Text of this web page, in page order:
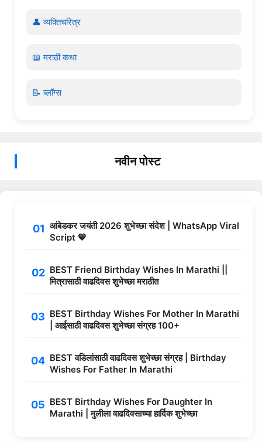
👤 व्यक्तिचरित्र
📖 मराठी कथा
📝 ब्लॉग्स
नवीन पोस्ट
आंबेडकर जयंती 2026 शुभेच्छा संदेश | WhatsApp Viral
Script 💙
BEST Friend Birthday Wishes In Marathi ||
मित्रासाठी वाढदिवस शुभेच्छा मराठीत
BEST Birthday Wishes For Mother In Marathi
| आईसाठी वाढदिवस शुभेच्छा संग्रह 100+
BEST वडिलांसाठी वाढदिवस शुभेच्छा संग्रह | Birthday
Wishes For Father In Marathi
BEST Birthday Wishes For Daughter In
Marathi | मुलीला वाढदिवसाच्या हार्दिक शुभेच्छा